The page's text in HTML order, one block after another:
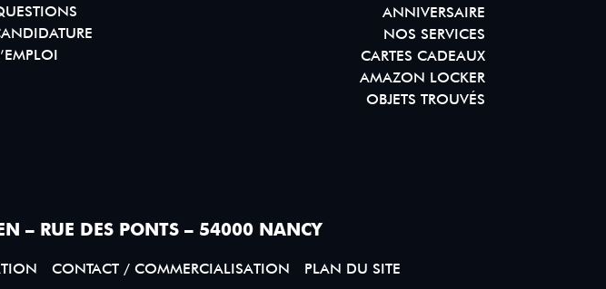
ANNIVERSAIRE
NOS SERVICES
CARTES CADEAUX
AMAZON LOCKER
OBJETS TROUVÉS
– RUE DES PONTS – 54000 NANCY
CONTACT / COMMERCIALISATION PLAN DU SITE